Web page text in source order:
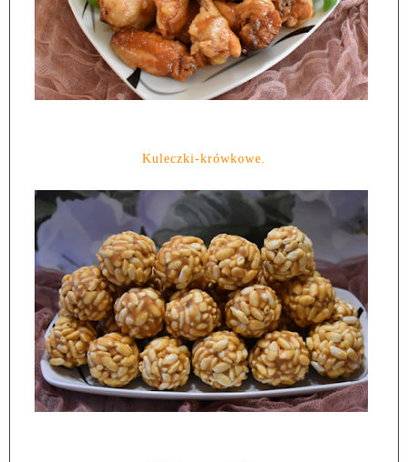
Kuleczki-krówkowe.